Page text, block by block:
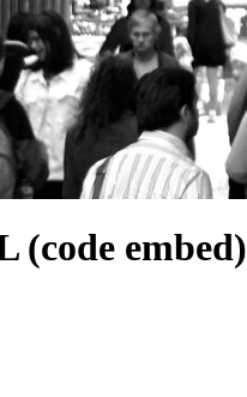
(code embed)